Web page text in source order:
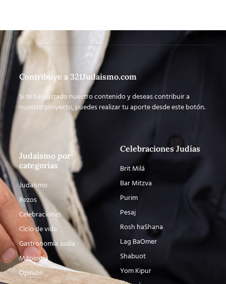
Contribuye a 321Judaismo.com
Si te ha gustado nuestro contenido y deseas contribuir a
nuestro proyecto, puedes realizar tu aporte desde este botón.
Judaísmo por
categorías
Judaísmo
Rezos
Celebraciones
Ciclo de vida
Gastronomía Judía
Mitología
Opinión
Celebraciones Judías
Brit Milá
Bar Mitzva
Purim
Pesaj
Rosh haShana
Lag BaOmer
Shabuot
Yom Kipur